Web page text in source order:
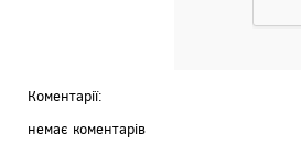
Коментарії:
немає коментарів